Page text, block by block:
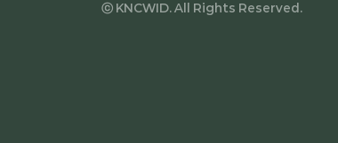
ⓒ KNCWID. All Rights Reserved.